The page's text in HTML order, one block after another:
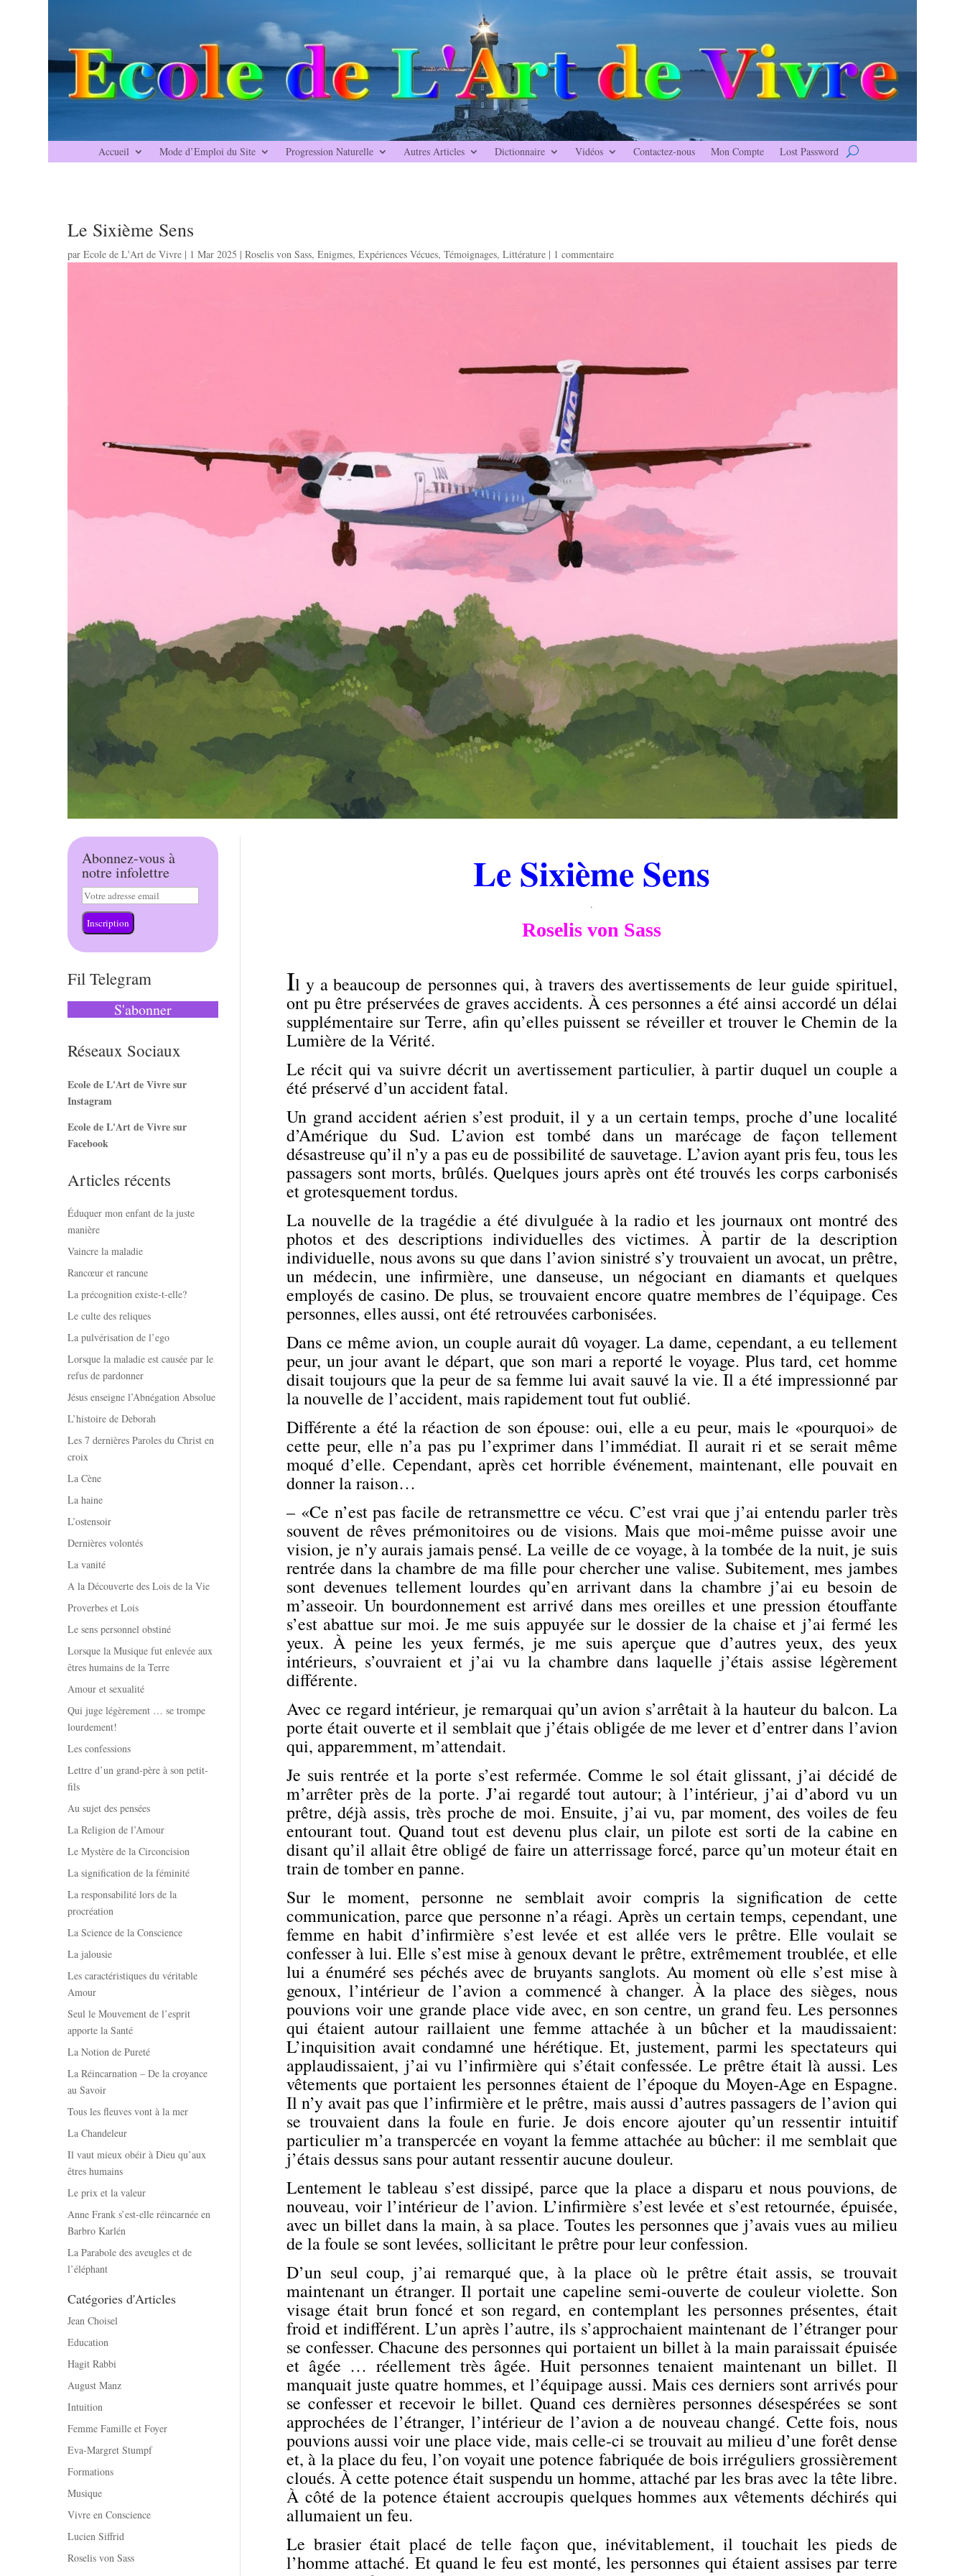
Accueil Mode d’Emploi du Site Progression Naturelle Autres Articles Dictionnaire Vidéos Contactez-nous Mon Compte Lost Password
Le Sixième Sens
parEcole de L'Art de Vivre | 1 Mar 2025 |Roselis von Sass,Enigmes,Expériences Vécues,Témoignages,Littérature | 1 commentaire
Abonnez-vous à
notre infolettre
Inscription
Fil Telegram
S'abonner
Réseaux Sociaux
Ecole de L'Art de Vivre sur
Instagram
Ecole de L'Art de Vivre sur
Facebook
Articles récents
Éduquer mon enfant de la juste
manière
Vaincre la maladie
Rancœur et rancune
La précognition existe-t-elle?
Le culte des reliques
La pulvérisation de l’ego
Lorsque la maladie est causée par le
refus de pardonner
Jésus enseigne l’Abnégation Absolue
L’histoire de Deborah
Les 7 dernières Paroles du Christ en
croix
La Cène
La haine
L’ostensoir
Dernières volontés
La vanité
A la Découverte des Lois de la Vie
Proverbes et Lois
Le sens personnel obstiné
Lorsque la Musique fut enlevée aux
êtres humains de la Terre
Amour et sexualité
Qui juge légèrement … se trompe
lourdement!
Les confessions
Lettre d’un grand-père à son petit-
fils
Au sujet des pensées
La Religion de l’Amour
Le Mystère de la Circoncision
La signification de la féminité
La responsabilité lors de la
procréation
La Science de la Conscience
La jalousie
Les caractéristiques du véritable
Amour
Seul le Mouvement de l’esprit
apporte la Santé
La Notion de Pureté
La Réincarnation – De la croyance
au Savoir
Tous les fleuves vont à la mer
La Chandeleur
Il vaut mieux obéir à Dieu qu’aux
êtres humains
Le prix et la valeur
Anne Frank s’est-elle réincarnée en
Barbro Karlén
La Parabole des aveugles et de
l’éléphant
Catégories d'Articles
Jean Choisel
Education
Hagit Rabbi
August Manz
Intuition
Femme Famille et Foyer
Eva-Margret Stumpf
Formations
Musique
Vivre en Conscience
Lucien Siffrid
Roselis von Sass
Le Sixième Sens
.
Roselis von Sass
Il y a beaucoup de personnes qui, à travers des avertissements de leur guide spirituel,
ont pu être préservées de graves accidents. À ces personnes a été ainsi accordé un délai
supplémentaire sur Terre, afin qu’elles puissent se réveiller et trouver le Chemin de la
Lumière de la Vérité.
Le récit qui va suivre décrit un avertissement particulier, à partir duquel un couple a
été préservé d’un accident fatal.
Un grand accident aérien s’est produit, il y a un certain temps, proche d’une localité
d’Amérique du Sud. L’avion est tombé dans un marécage de façon tellement
désastreuse qu’il n’y a pas eu de possibilité de sauvetage. L’avion ayant pris feu, tous les
passagers sont morts, brûlés. Quelques jours après ont été trouvés les corps carbonisés
et grotesquement tordus.
La nouvelle de la tragédie a été divulguée à la radio et les journaux ont montré des
photos et des descriptions individuelles des victimes. À partir de la description
individuelle, nous avons su que dans l’avion sinistré s’y trouvaient un avocat, un prêtre,
un médecin, une infirmière, une danseuse, un négociant en diamants et quelques
employés de casino. De plus, se trouvaient encore quatre membres de l’équipage. Ces
personnes, elles aussi, ont été retrouvées carbonisées.
Dans ce même avion, un couple aurait dû voyager. La dame, cependant, a eu tellement
peur, un jour avant le départ, que son mari a reporté le voyage. Plus tard, cet homme
disait toujours que la peur de sa femme lui avait sauvé la vie. Il a été impressionné par
la nouvelle de l’accident, mais rapidement tout fut oublié.
Différente a été la réaction de son épouse: oui, elle a eu peur, mais le «pourquoi» de
cette peur, elle n’a pas pu l’exprimer dans l’immédiat. Il aurait ri et se seraitmême
moqué d’elle. Cependant, après cet horrible événement, maintenant, elle pouvait en
donner la raison…
– «Ce n’est pas facile de retransmettre ce vécu. C’est vrai que j’ai entendu parler très
souvent de rêves prémonitoires ou de visions. Mais que moi-même puisse avoir une
vision, je n’y aurais jamais pensé. La veille de ce voyage, à la tombée de la nuit, je suis
rentrée dans la chambre de ma fille pour chercher une valise. Subitement, mes jambes
sont devenues tellement lourdes qu’en arrivant dans la chambre j’ai eu besoin de
m’asseoir. Un bourdonnement est arrivé dans mes oreilles et une pression étouffante
s’est abattue sur moi. Je me suis appuyée sur le dossier de la chaise et j’ai fermé les
yeux. À peine les yeux fermés, je me suis aperçue que d’autres yeux, des yeux
intérieurs, s’ouvraient et j’ai vu la chambre dans laquelle j’étais assise légèrement
différente.
Avec ce regard intérieur, je remarquai qu’un avion s’arrêtait à la hauteur du balcon. La
porte était ouverte et il semblait que j’étais obligée de me lever et d’entrer dans l’avion
qui, apparemment, m’attendait.
Je suis rentrée et la porte s’est refermée. Comme le sol était glissant, j’ai décidé de
m’arrêter près de la porte. J’ai regardé tout autour; à l’intérieur, j’ai d’abord vu un
prêtre, déjà assis, très proche de moi. Ensuite, j’ai vu, par moment, des voiles de feu
entourant tout. Quand tout est devenu plus clair, un pilote est sorti de la cabine en
disant qu’il allait être obligé de faire un atterrissage forcé, parce qu’un moteur était en
train de tomber en panne.
Sur le moment, personne ne semblait avoir compris la signification de cette
communication, parce que personne n’a réagi. Après un certain temps, cependant, une
femme en habit d’infirmière s’est levée et est allée vers le prêtre. Elle voulait se
confesser à lui. Elle s’est mise à genoux devant le prêtre, extrêmement troublée, et elle
lui a énuméré ses péchés avec de bruyants sanglots. Au moment où elle s’est mise à
genoux, l’intérieur de l’avion a commencé à changer. À la place des sièges, nous
pouvions voir une grande place vide avec, en son centre, un grand feu. Les personnes
qui étaient autour raillaient une femme attachée à un bûcher et la maudissaient:
L’inquisition avait condamné une hérétique. Et, justement, parmi les spectateurs qui
applaudissaient, j’ai vu l’infirmière qui s’était confessée. Le prêtre était là aussi. Les
vêtements que portaient les personnes étaient de l’époque du Moyen-Age en Espagne.
Il n’y avait pas que l’infirmière et le prêtre, mais aussi d’autres passagers de l’avion qui
se trouvaient dans la foule en furie. Je dois encore ajouter qu’un ressentir intuitif
particulier m’a transpercée en voyant la femme attachée au bûcher: il me semblait que
j’étais dessus sans pour autant ressentir aucune douleur.
Lentement le tableau s’est dissipé, parce que la place a disparu et nous pouvions, de
nouveau, voir l’intérieur de l’avion. L’infirmière s’est levée et s’est retournée, épuisée,
avec un billet dans la main, à sa place. Toutes les personnes que j’avais vues au milieu
de la foule se sont levées, sollicitant le prêtre pour leur confession.
D’un seul coup, j’ai remarqué que, à la place où le prêtre était assis, se trouvait
maintenant un étranger. Il portait une capeline semi-ouverte de couleur violette. Son
visage était brun foncé et son regard, en contemplant les personnes présentes, était
froid et indifférent. L’un après l’autre, ils s’approchaient maintenant de l’étranger pour
se confesser. Chacune des personnes qui portaient un billet à la main paraissait épuisée
et âgée … réellement très âgée. Huit personnes tenaient maintenant un billet. Il
manquait juste quatre hommes, et l’équipage aussi. Mais ces derniers sont arrivés pour
se confesser et recevoir le billet. Quand ces dernières personnes désespérées se sont
approchées de l’étranger, l’intérieur de l’avion a de nouveauchangé. Cette fois, nous
pouvions aussi voir une place vide, mais celle-ci se trouvait au milieu d’une forêt dense
et, à la place du feu, l’on voyait une potence fabriquée de bois irréguliers grossièrement
cloués. À cette potence était suspendu un homme, attaché par les bras avec la tête libre.
À côté de la potence étaient accroupis quelques hommes aux vêtements déchirés qui
allumaient un feu.
Le brasier était placé de telle façon que, inévitablement, il touchait les pieds de
l’homme attaché. Et quand le feu est monté, les personnes qui étaient assises par terre